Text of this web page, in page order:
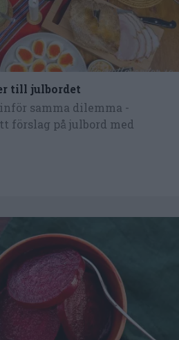
till julbordet
samma dilemma -
förslag på julbord med